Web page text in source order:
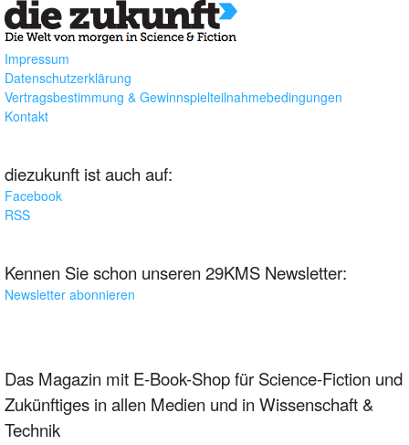
Impressum
Datenschutzerklärung
Vertragsbestimmung & Gewinnspielteilnahmebedingungen
Kontakt
diezukunft ist auch auf:
Facebook
RSS
Kennen Sie schon unseren 29KMS Newsletter:
Newsletter abonnieren
Das Magazin mit E-Book-Shop für Science-Fiction und
Zukünftiges in allen Medien und in Wissenschaft &
Technik